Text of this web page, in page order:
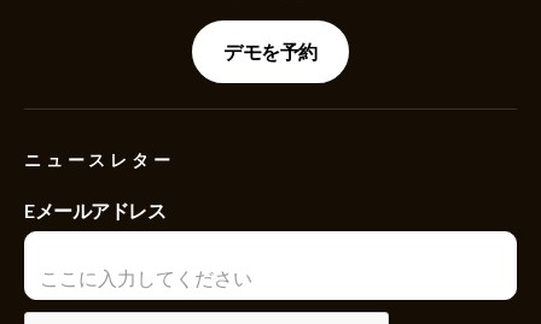
デモを予約
ニュースレター
Eメールアドレス